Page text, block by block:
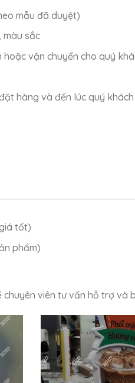
mẫu đã duyệt)
màu sắc
vận chuyển cho quý
hàng và đến lúc quý
tốt)
phẩm)
chuyên viên tư vấn hỗ trợ và